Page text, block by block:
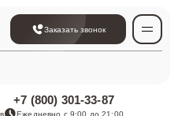
Заказать звонок
+7 (800) 301-33-87
Ежедневно с 9:00 до 21:00